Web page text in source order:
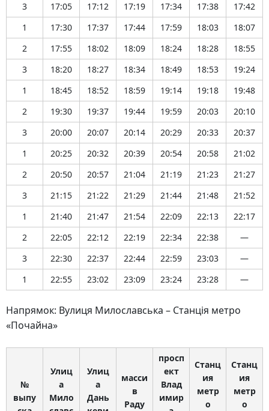
3
17:05 17:12 17:19 17:34 17:38
17:42
1
17:30 17:37 17:44 17:59 18:03
18:07
2
17:55 18:02 18:09 18:24 18:28
18:55
3
18:20 18:27 18:34 18:49 18:53
19:24
1
18:45 18:52 18:59 19:14 19:18
19:48
2
19:30 19:37 19:44 19:59 20:03
20:10
3
20:00 20:07 20:14 20:29 20:33
20:37
1
20:25 20:32 20:39 20:54 20:58
21:02
2
20:50 20:57 21:04 21:19 21:23
21:27
3
21:15 21:22 21:29 21:44 21:48
21:52
1
21:40 21:47 21:54 22:09 22:13
22:17
2
22:05 22:12 22:19 22:34 22:38
—
3
22:30 22:37 22:44 22:59 23:03
—
1
22:55 23:02 23:09 23:24 23:28 —
Напрямок: Вулиця Милославська – Станція метро
«Почайна»
№
выпу
Улиц
а
Мило
Улиц
а
Дань
масси
в
Раду
просп
ект
Влад
имир
Станц
ия
метр
о
Станц
ия
метр
о